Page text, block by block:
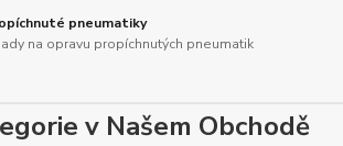
pneumatiky
na opravu propíchnutých pneumatik
v Našem Obchodě